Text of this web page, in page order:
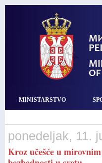
MINISTARSTVO
ponedeljak, 11.
Kroz učešće u